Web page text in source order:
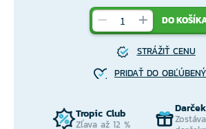
DO
STRÁŽIŤ CENU
PRIDAŤ DO
Tropic Club
Zľava až 12 %